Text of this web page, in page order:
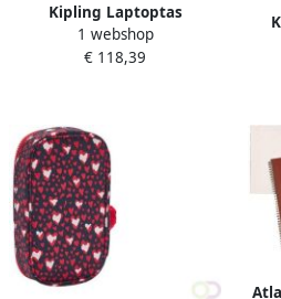
Kipling Laptoptas
Superworker S B black noir
1 webshop
€ 118,39